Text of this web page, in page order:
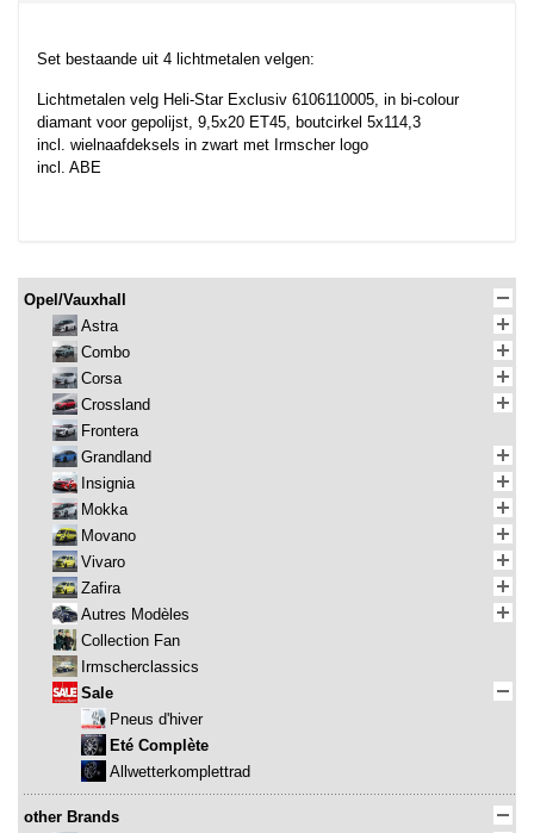
Set bestaande uit 4 lichtmetalen velgen:
Lichtmetalen velg Heli-Star Exclusiv 6106110005, in bi-colour
diamant voor gepolijst, 9,5x20 ET45, boutcirkel 5x114,3
incl. wielnaafdeksels in zwart met Irmscher logo
incl. ABE
Opel/Vauxhall
Astra
Combo
Corsa
Crossland
Frontera
Grandland
Insignia
Mokka
Movano
Vivaro
Zafira
Autres Modèles
Collection Fan
Irmscherclassics
Sale
Pneus d'hiver
Eté Complète
Allwetterkomplettrad
other Brands